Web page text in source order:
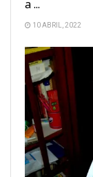
a ...
10 ABRIL, 2022